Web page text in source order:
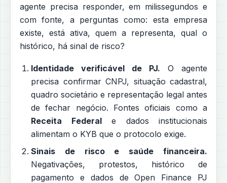
agente precisa responder, em milissegundos e
com fonte, a perguntas como: esta empresa
existe, está ativa, quem a representa, qual o
histórico, há sinal de risco?
Identidade verificável de PJ. O agente
precisa confirmar CNPJ, situação cadastral,
quadro societário e representação legal antes
de fechar negócio. Fontes oficiais como a
Receita Federale dados institucionais
alimentam o KYB que o protocolo exige.
Sinais de risco e saúde financeira.
Negativações, protestos, histórico de
pagamento e dados de Open Finance PJ